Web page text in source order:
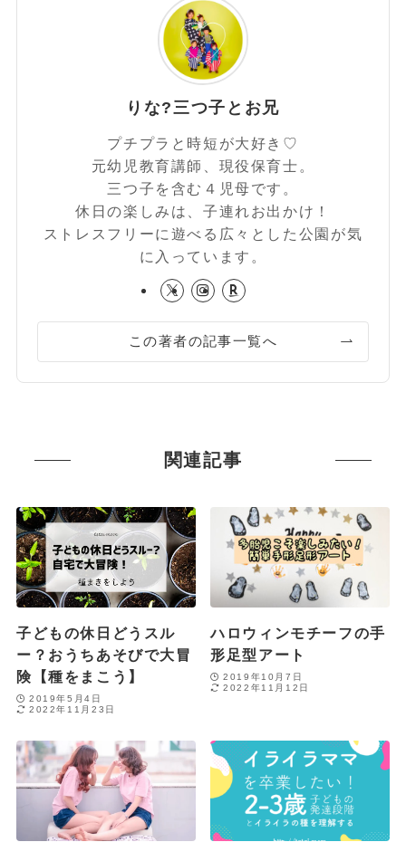
りな?️三つ子とお兄
プチプラと時短が大好き♡
元幼児教育講師、現役保育士。
三つ子を含む４児母です。
休日の楽しみは、子連れお出かけ！
ストレスフリーに遊べる広々とした公園が気
に入っています。
この著者の記事一覧へ
関連記事
子どもの休日どうスル
ー？おうちあそびで大冒
険【種をまこう】
2019年5月4日
2022年11月23日
ハロウィンモチーフの手
形足型アート
2019年10月7日
2022年11月12日